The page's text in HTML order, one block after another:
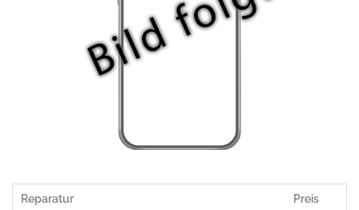
Reparatur Preis